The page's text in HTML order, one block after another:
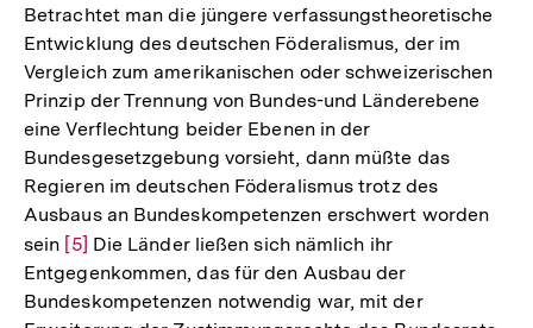
Betrachtet man die jüngere verfassungstheoretische
Entwicklung des deutschen Föderalismus, der im
Vergleich zum amerikanischen oder schweizerischen
Prinzip der Trennung von Bundes-und Länderebene
eine Verflechtung beider Ebenen in der
Bundesgesetzgebung vorsieht, dann müßte das
Regieren im deutschen Föderalismus trotz des
Ausbaus an Bundeskompetenzen erschwert worden
sein Zur
Auflösung
der
[5] Die Länder ließen sich nämlich ihr
Entgegenkommen, das für den Ausbau der
Bundeskompetenzen notwendig war, mit der